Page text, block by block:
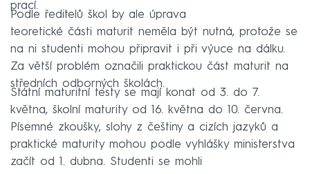
prací.
Podle ředitelů škol by ale úprava
teoretické části maturit neměla být nutná, protože se
na ni studenti mohou připravit i při výuce na dálku.
Za větší problém označili praktickou část maturit na
středních odborných školách.
Státní maturitní testy se mají konat od 3. do 7.
května, školní maturity od 16. května do 10. června.
Písemné zkoušky, slohy z češtiny a cizích jazyků a
praktické maturity mohou podle vyhlášky ministerstva
začít od 1. dubna. Studenti se mohli